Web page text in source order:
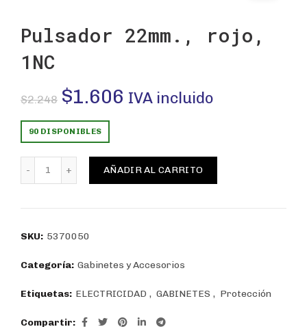
Pulsador 22mm., rojo,
1NC
$2.248 El
precio
original
era:
$1.606 El
actual
es:
IVA incluido
90 DISPONIBLES
Pulsador 22mm., rojo, 1NC cantidad
AÑADIR AL CARRITO
SKU: 5370050
Categoría: Gabinetes y Accesorios
Etiquetas: ELECTRICIDAD , GABINETES , Protección
Compartir